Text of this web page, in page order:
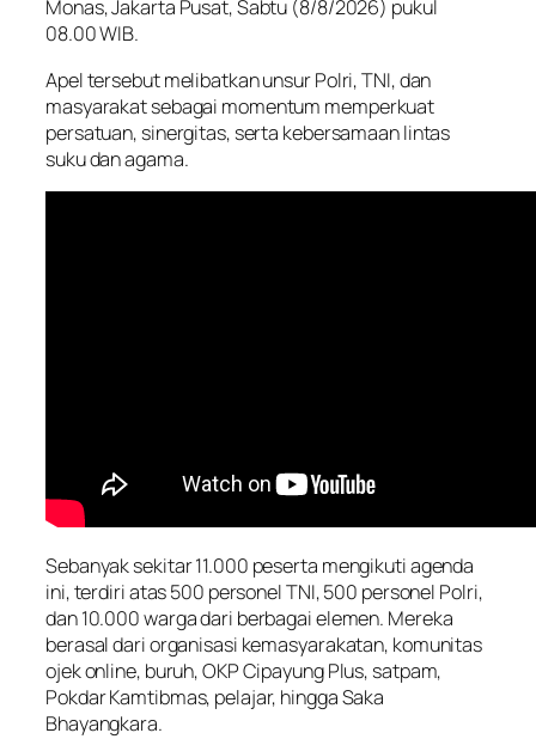
Monas, Jakarta Pusat, Sabtu (8/8/2026) pukul
08.00 WIB.
Apel tersebut melibatkan unsur Polri, TNI, dan
masyarakat sebagai momentum memperkuat
persatuan, sinergitas, serta kebersamaan lintas
suku dan agama.
Sebanyak sekitar 11.000 peserta mengikuti agenda
ini, terdiri atas 500 personel TNI, 500 personel Polri,
dan 10.000 warga dari berbagai elemen. Mereka
berasal dari organisasi kemasyarakatan, komunitas
ojek online, buruh, OKP Cipayung Plus, satpam,
Pokdar Kamtibmas, pelajar, hingga Saka
Bhayangkara.